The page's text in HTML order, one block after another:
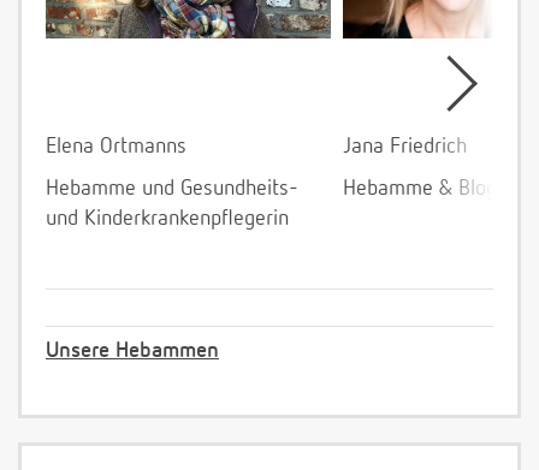
Elena Ortmanns
Hebamme und Gesundheits-
und Kinderkrankenpflegerin
Jana Friedrich
Hebamme &
Unsere Hebammen